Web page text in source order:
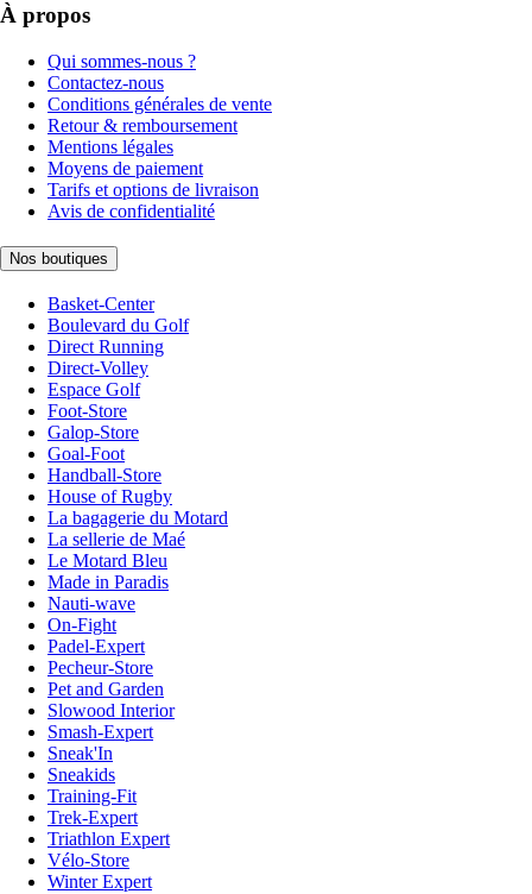
À propos
Qui sommes-nous ?
Contactez-nous
Conditions générales de vente
Retour & remboursement
Mentions légales
Moyens de paiement
Tarifs et options de livraison
Avis de confidentialité
Nos boutiques
Basket-Center
Boulevard du Golf
Direct Running
Direct-Volley
Espace Golf
Foot-Store
Galop-Store
Goal-Foot
Handball-Store
House of Rugby
La bagagerie du Motard
La sellerie de Maé
Le Motard Bleu
Made in Paradis
Nauti-wave
On-Fight
Padel-Expert
Pecheur-Store
Pet and Garden
Slowood Interior
Smash-Expert
Sneak'In
Sneakids
Training-Fit
Trek-Expert
Triathlon Expert
Vélo-Store
Winter Expert